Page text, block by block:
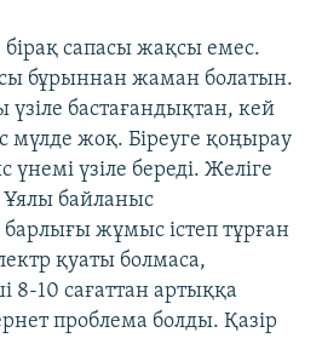
сапасы жақсы емес.
бұрыннан жаман болатын.
үзіле бастағандықтан, кей
мүлде жоқ. Біреуге қоңырау
үзіле береді. Желіге
Ұялы байланыс
жұмыс істеп тұрған
қуаты болмаса,
8-10 сағаттан артыққа
проблема болды. Қазір